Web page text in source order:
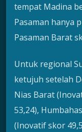
tempat Madina
Pasaman hanya
Pasaman Barat
Untuk regional
ketujuh setelah
Nias Barat
53,24),
(Inovatif skor